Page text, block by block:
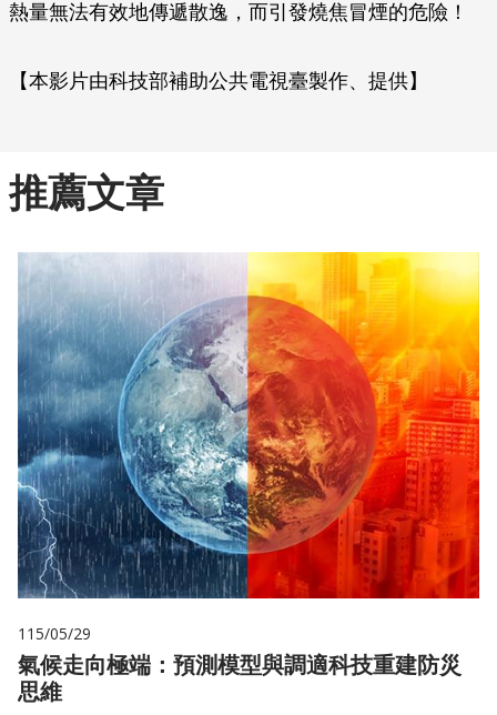
熱量無法有效地傳遞散逸，而引發燒焦冒煙的危險！
【本影片由科技部補助公共電視臺製作、提供】
推薦文章
115/05/29
氣候走向極端：預測模型與調適科技重建防災
思維